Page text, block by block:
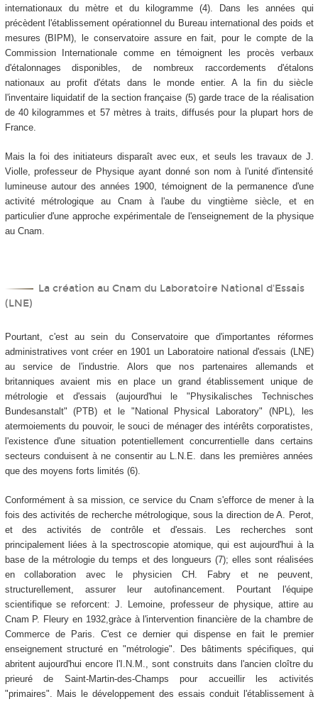
internationaux du mètre et du kilogramme (4). Dans les années qui
précèdent l'établissement opérationnel du Bureau international des poids et
mesures (BIPM), le conservatoire assure en fait, pour le compte de la
Commission Internationale comme en témoignent les procès verbaux
d'étalonnages disponibles, de nombreux raccordements d'étalons
nationaux au profit d'états dans le monde entier. A la fin du siècle
l'inventaire liquidatif de la section française (5) garde trace de la réalisation
de 40 kilogrammes et 57 mètres à traits, diffusés pour la plupart hors de
France.
Mais la foi des initiateurs disparaît avec eux, et seuls les travaux de J.
Violle, professeur de Physique ayant donné son nom à l'unité d'intensité
lumineuse autour des années 1900, témoignent de la permanence d'une
activité métrologique au Cnam à l'aube du vingtième siècle, et en
particulier d'une approche expérimentale de l'enseignement de la physique
au Cnam.
La création au Cnam du Laboratoire National d'Essais
(LNE)
Pourtant, c'est au sein du Conservatoire que d'importantes réformes
administratives vont créer en 1901 un Laboratoire national d'essais (LNE)
au service de l'industrie. Alors que nos partenaires allemands et
britanniques avaient mis en place un grand établissement unique de
métrologie et d'essais (aujourd'hui le "Physikalisches Technisches
Bundesanstalt" (PTB) et le "National Physical Laboratory" (NPL), les
atermoiements du pouvoir, le souci de ménager des intérêts corporatistes,
l'existence d'une situation potentiellement concurrentielle dans certains
secteurs conduisent à ne consentir au L.N.E. dans les premières années
que des moyens forts limités (6).
Conformément à sa mission, ce service du Cnam s'efforce de mener à la
fois des activités de recherche métrologique, sous la direction de A. Perot,
et des activités de contrôle et d'essais. Les recherches sont
principalement liées à la spectroscopie atomique, qui est aujourd'hui à la
base de la métrologie du temps et des longueurs (7); elles sont réalisées
en collaboration avec le physicien CH. Fabry et ne peuvent,
structurellement, assurer leur autofinancement. Pourtant l'équipe
scientifique se reforcent: J. Lemoine, professeur de physique, attire au
Cnam P. Fleury en 1932,gràce à l'intervention financière de la chambre de
Commerce de Paris. C'est ce dernier qui dispense en fait le premier
enseignement structuré en "métrologie". Des bâtiments spécifiques, qui
abritent aujourd'hui encore l'I.N.M., sont construits dans l'ancien cloître du
prieuré de Saint-Martin-des-Champs pour accueillir les activités
"primaires". Mais le développement des essais conduit l'établissement à